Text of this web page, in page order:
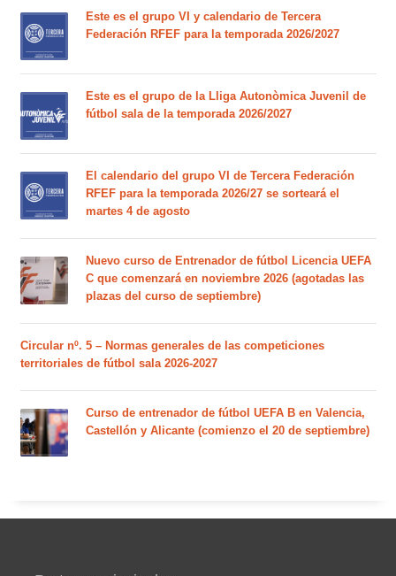
Este es el grupo VI y calendario de Tercera
Federación RFEF para la temporada 2026/2027
Este es el grupo de la Lliga Autonòmica Juvenil de
fútbol sala de la temporada 2026/2027
El calendario del grupo VI de Tercera Federación
RFEF para la temporada 2026/27 se sorteará el
martes 4 de agosto
Nuevo curso de Entrenador de fútbol Licencia UEFA
C que comenzará en noviembre 2026 (agotadas las
plazas del curso de septiembre)
Circular nº. 5 – Normas generales de las competiciones
territoriales de fútbol sala 2026-2027
Curso de entrenador de fútbol UEFA B en Valencia,
Castellón y Alicante (comienzo el 20 de septiembre)